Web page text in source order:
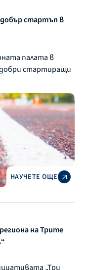
стартъп в
палата в
добри стартиращи
НАУЧЕТЕ ОЩЕ
на Трите
„Три